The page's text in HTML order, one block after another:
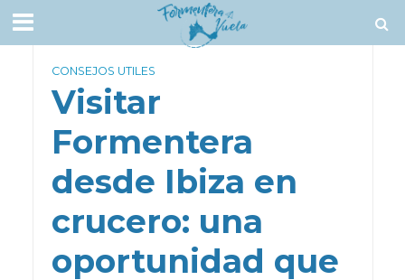
CONSEJOS UTILES
Visitar
Formentera
desde Ibiza en
crucero: una
oportunidad que